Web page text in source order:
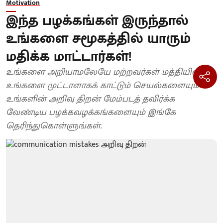
Motivation
இந்த பழக்கங்கள் இருந்தால்
உங்களை சமூகத்தில் யாரும்
மதிக்க மாட்டார்கள்!
உங்களை அறியாமலேயே மற்றவர்கள் மத்தியில்
உங்களை முட்டாளாகக் காட்டும் செயல்களையும்
உங்களின் அறிவு திறன் மேம்படத் தவிர்க்க
வேண்டிய பழக்கவழக்கங்களையும் இங்கே
தெரிந்துகொள்ளுங்கள்.